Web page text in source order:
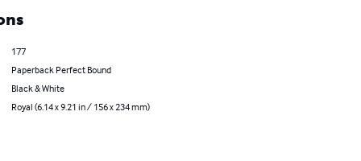
177
Paperback Perfect Bound
Black & White
Royal (6.14 x 9.21 in / 156 x 234 mm)